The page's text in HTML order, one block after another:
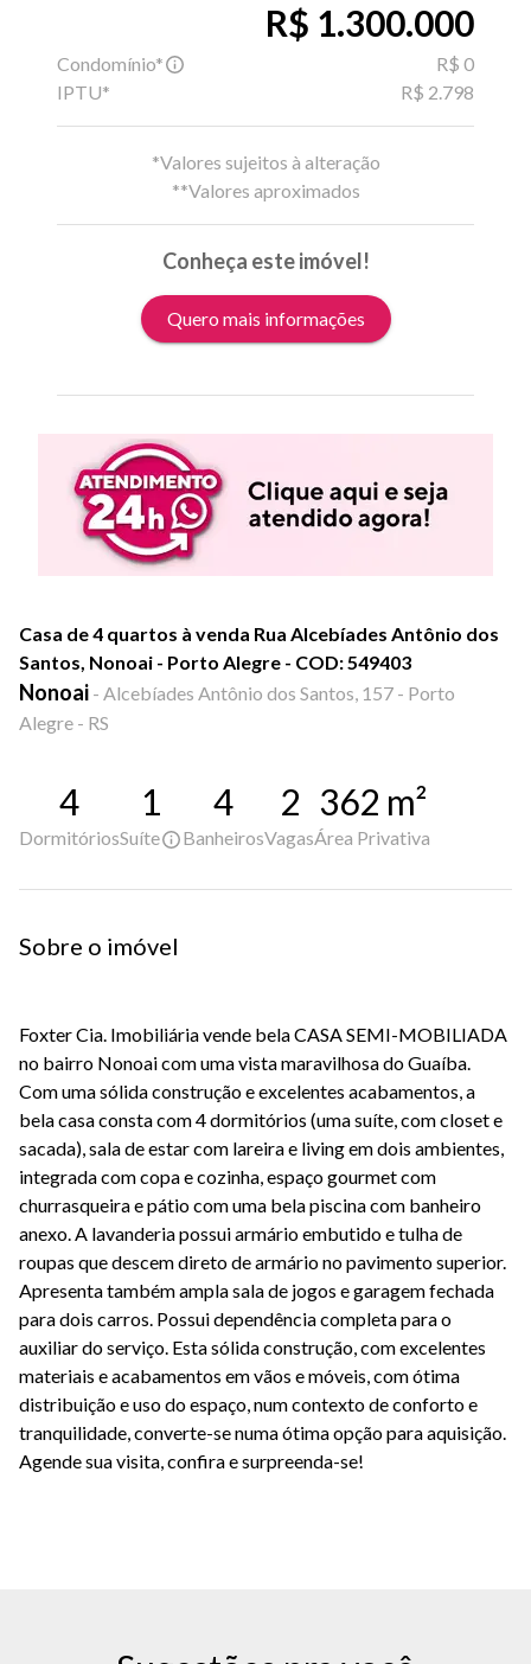
R$ 1.300.000
Condomínio*
R$ 0
IPTU*
R$ 2.798
*Valores sujeitos à alteração
**Valores aproximados
Conheça este imóvel!
Quero mais informações
Casa de 4 quartos à venda Rua Alcebíades Antônio dos
Santos, Nonoai - Porto Alegre - COD: 549403
Nonoai - Alcebíades Antônio dos Santos, 157 - Porto
Alegre - RS
4
Dormitórios
1
Suíte
4
Banheiros
2
Vagas
362 m²
Área Privativa
Sobre o imóvel
Foxter Cia. Imobiliária vende bela CASA SEMI-MOBILIADA
no bairro Nonoai com uma vista maravilhosa do Guaíba.
Com uma sólida construção e excelentes acabamentos, a
bela casa consta com 4 dormitórios (uma suíte, com closet e
sacada), sala de estar com lareira e living em dois ambientes,
integrada com copa e cozinha, espaço gourmet com
churrasqueira e pátio com uma bela piscina com banheiro
anexo. A lavanderia possui armário embutido e tulha de
roupas que descem direto de armário no pavimento superior.
Apresenta também ampla sala de jogos e garagem fechada
para dois carros. Possui dependência completa para o
auxiliar do serviço. Esta sólida construção, com excelentes
materiais e acabamentos em vãos e móveis, com ótima
distribuição e uso do espaço, num contexto de conforto e
tranquilidade, converte-se numa ótima opção para aquisição.
Agende sua visita, confira e surpreenda-se!